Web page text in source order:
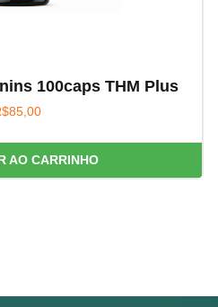
100caps THM Plus
85,00
AO CARRINHO